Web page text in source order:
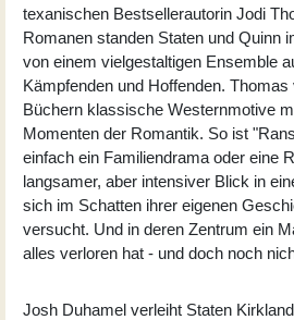
texanischen Bestsellerautorin Jodi
Romanen standen Staten und Quinn
von einem vielgestaltigen Ensemble
Kämpfenden und Hoffenden.
Büchern klassische Westernmotive
Momenten der Romantik. So ist
einfach ein Familiendrama oder eine
langsamer, aber intensiver Blick in
sich im Schatten ihrer eigenen
versucht. Und in deren Zentrum ein
alles verloren hat - und doch noch
Josh Duhamel verleiht Staten